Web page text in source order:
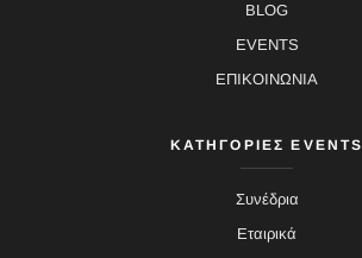
BLOG
EVENTS
ΕΠΙΚΟΙΝΩΝΙΑ
ΚΑΤΗΓΟΡΙΕΣ EVENTS
Συνέδρια
Εταιρικά